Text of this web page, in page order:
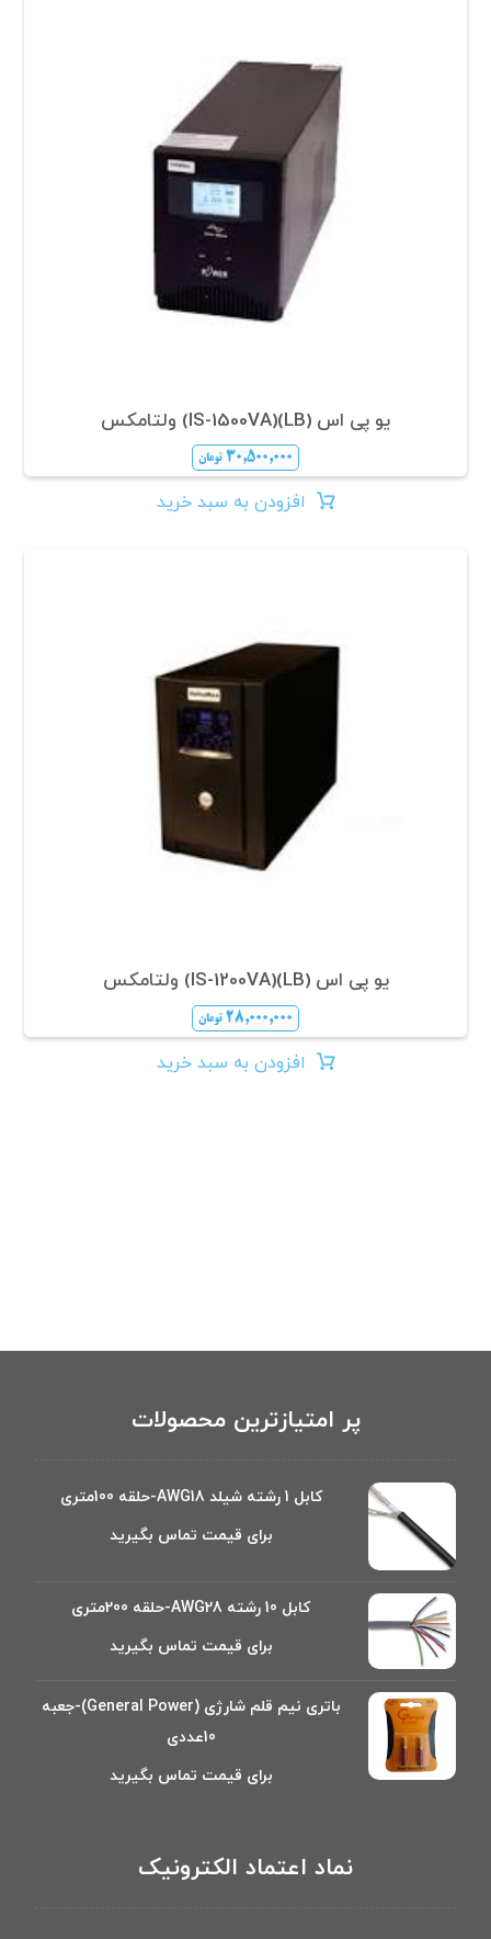
یو پی اس (LB)(IS-1500VA) ولتامکس
۳۰,۵۰۰,۰۰۰ تومان
افزودن به سبد خرید
یو پی اس (LB)(IS-1200VA) ولتامکس
۲۸,۰۰۰,۰۰۰ تومان
افزودن به سبد خرید
پر امتیازترین محصولات
کابل 1 رشته شیلد AWG18-حلقه 100متری
برای قیمت تماس بگیرید
کابل 10 رشته AWG28-حلقه 200متری
برای قیمت تماس بگیرید
باتری نیم قلم شارژی (General Power)-جعبه
10عددی
برای قیمت تماس بگیرید
نماد اعتماد الکترونیک